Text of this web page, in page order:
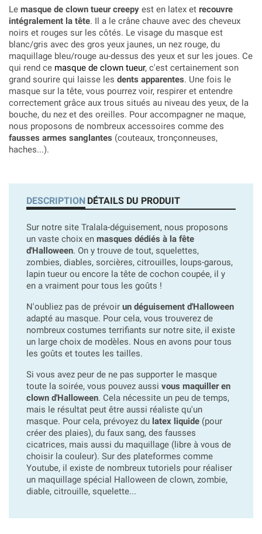
Le masque de clown tueur creepy est en latex et recouvre
intégralement la tête. Il a le crâne chauve avec des cheveux
noirs et rouges sur les côtés. Le visage du masque est
blanc/gris avec des gros yeux jaunes, un nez rouge, du
maquillage bleu/rouge au-dessus des yeux et sur les joues. Ce
qui rend ce masque de clown tueur, c'est certainement son
grand sourire qui laisse les dents apparentes. Une fois le
masque sur la tête, vous pourrez voir, respirer et entendre
correctement grâce aux trous situés au niveau des yeux, de la
bouche, du nez et des oreilles. Pour accompagner ne maque,
nous proposons de nombreux accessoires comme des
fausses armes sanglantes (couteaux, tronçonneuses,
haches...).
DESCRIPTION DÉTAILS DU PRODUIT
Sur notre site Tralala-déguisement, nous proposons
un vaste choix en masques dédiés à la fête
d'Halloween. On y trouve de tout, squelettes,
zombies, diables, sorcières, citrouilles, loups-garous,
lapin tueur ou encore la tête de cochon coupée, il y
en a vraiment pour tous les goûts !
N'oubliez pas de prévoir un déguisement d'Halloween
adapté au masque. Pour cela, vous trouverez de
nombreux costumes terrifiants sur notre site, il existe
un large choix de modèles. Nous en avons pour tous
les goûts et toutes les tailles.
Si vous avez peur de ne pas supporter le masque
toute la soirée, vous pouvez aussi vous maquiller en
clown d'Halloween. Cela nécessite un peu de temps,
mais le résultat peut être aussi réaliste qu'un
masque. Pour cela, prévoyez du latex liquide (pour
créer des plaies), du faux sang, des fausses
cicatrices, mais aussi du maquillage (libre à vous de
choisir la couleur). Sur des plateformes comme
Youtube, il existe de nombreux tutoriels pour réaliser
un maquillage spécial Halloween de clown, zombie,
diable, citrouille, squelette...